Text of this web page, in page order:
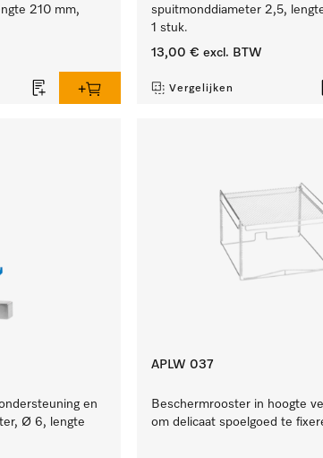
210 mm,
spuitmonddiameter 2,5,
1 stuk.
13,00 € excl. BTW
Vergelijken
en
Ø 6, lengte
APLW 037
Beschermrooster in hoogte
om delicaat spoelgoed te